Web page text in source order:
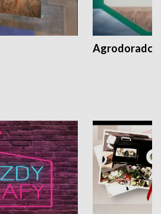
Agrodoradcy